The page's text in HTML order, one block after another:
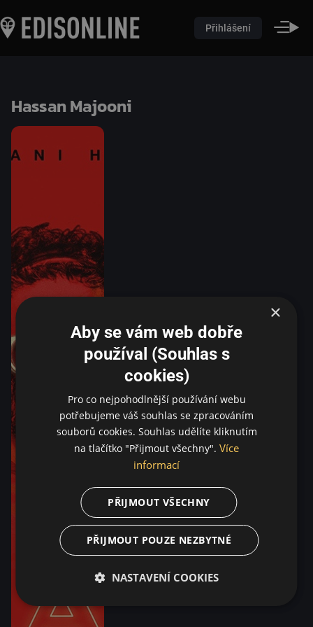
Přihlášení
Hassan Majooni
×
Aby se vám web dobře
používal (Souhlas s
cookies)
Pro co nejpohodlnější používání webu
potřebujeme váš souhlas se zpracováním
souborů cookies. Souhlas udělíte kliknutím
na tlačítko "Přijmout všechny". Více
informací
PŘIJMOUT VŠECHNY
PŘIJMOUT POUZE NEZBYTNÉ
NASTAVENÍ COOKIES